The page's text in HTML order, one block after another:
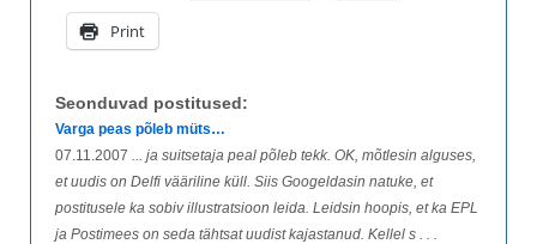
Print
Seonduvad postitused:
Varga peas põleb müts…
07.11.2007 ... ja suitsetaja peal põleb tekk. OK, mõtlesin alguses,
et uudis on Delfi vääriline küll. Siis Googeldasin natuke, et
postitusele ka sobiv illustratsioon leida. Leidsin hoopis, et ka EPL
ja Postimees on seda tähtsat uudist kajastanud. Kellel s . . .